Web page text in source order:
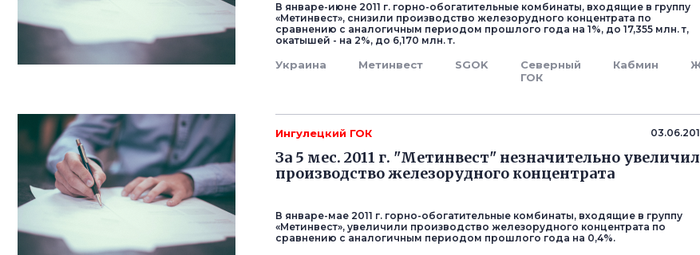
В январе-июне 2011 г. горно-обогатительные комбинаты, входящие в группу
«Метинвест», снизили производство железорудного концентрата по
сравнению с аналогичным периодом прошлого года на 1%, до 17,355 млн. т,
окатышей - на 2%, до 6,170 млн. т.
Украина Метинвест SGOK
Северный
ГОК
Кабмин
Ингулецкий ГОК
За 5 мес. 2011 г. "Метинвест" незначительно увеличил
производство железорудного концентрата
В январе-мае 2011 г. горно-обогатительные комбинаты, входящие в группу
«Метинвест», увеличили производство железорудного концентрата по
сравнению с аналогичным периодом прошлого года на 0,4%.